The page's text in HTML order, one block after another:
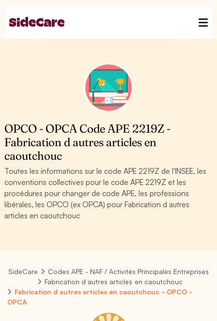
OPCO - OPCA Code APE 2219Z -
Fabrication d autres articles en
caoutchouc
Toutes les informations sur le code APE 2219Z de l'INSEE, les
conventions collectives pour le code APE 2219Z et les
procédures pour changer de code APE, les professions
libérales, les OPCO (ex OPCA) pour Fabrication d autres
articles en caoutchouc
SideCare
Codes APE - NAF / Activités Principales Entreprises
Fabrication d autres articles en caoutchouc
Fabrication d autres articles en caoutchouc - OPCO -
OPCA